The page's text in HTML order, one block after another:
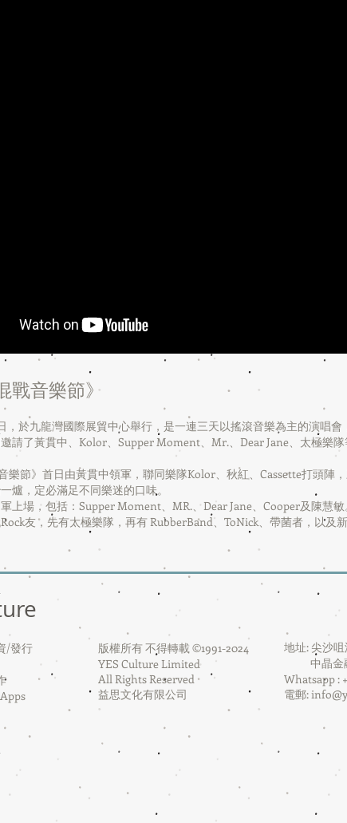
戰音樂節》
，於九龍灣國際展貿中心舉行，是一連三天以搖滾音樂為主的演唱
請了黃貫中、Kolor、Supper Moment、Mr.、Dear Jane、太極樂
音樂節》首日由黃貫中領軍，聯同樂隊Kolor、秋紅、Cassette打頭
爐，定必滿足不同樂迷的口味。
上場，包括：Supper Moment、MR.、Dear Jane、Cooper及陳慧敏
友，先有太極樂隊，再有 RubberBand、ToNick、帶菌者，以及
/發行
地址: 尖沙
中晶金融
Whatsapp :
電郵:
版權所有 不得轉載 ©1991-2024
YES Culture Limited
All Rights Reserved
益思文化有限公司